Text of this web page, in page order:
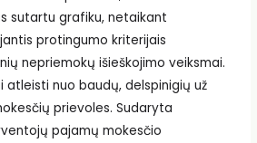
sutartu grafiku, netaikant
protingumo kriterijais
nepriemokų išieškojimo veiksmai.
atleisti nuo baudų, delspinigių už
prievoles. Sudaryta
pajamų mokesčio